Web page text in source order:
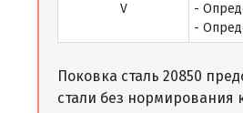
V
-
-
Поковка сталь 20850
стали без